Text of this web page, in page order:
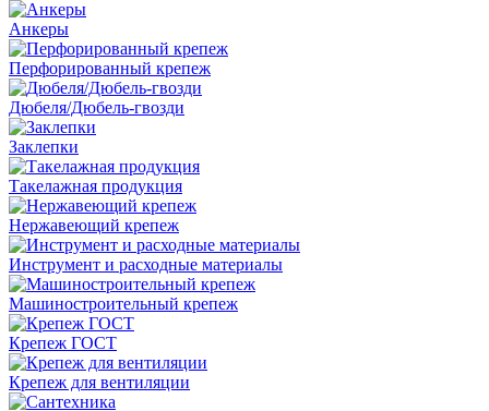
Анкеры
Перфорированный крепеж
Дюбеля/Дюбель-гвозди
Заклепки
Такелажная продукция
Нержавеющий крепеж
Инструмент и расходные материалы
Машиностроительный крепеж
Крепеж ГОСТ
Крепеж для вентиляции